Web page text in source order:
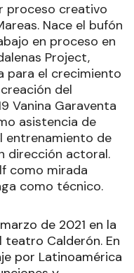
proceso creativo
Nace el bufón
en proceso en
Project,
para el crecimiento
del
Vanina Garaventa
asistencia de
entrenamiento de
dirección actoral.
como mirada
como técnico.
de 2021 en la
teatro Calderón. En
por Latinoamérica